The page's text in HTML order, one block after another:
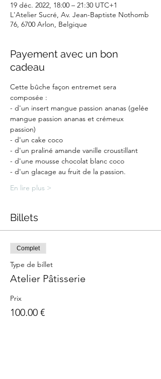
19 déc. 2022, 18:00 – 21:30 UTC+1
L'Atelier Sucré, Av. Jean-Baptiste Nothomb
76, 6700 Arlon, Belgique
Payement avec un bon
cadeau
Cette bûche façon entremet sera
composée :
- d'un insert mangue passion ananas (gelée
mangue passion ananas et crémeux
passion)
- d'un cake coco
- d'un praliné amande vanille croustillant
- d'une mousse chocolat blanc coco
- d'un glacage au fruit de la passion.
En lire plus >
Billets
Complet
Type de billet
Atelier Pâtisserie
Prix
100,00 €